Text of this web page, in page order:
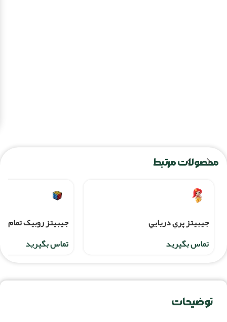
محصولات مرتبط
جيبيتز پري دريايي
تماس بگیرید
جيبيتز روبيک تمام
تماس بگیرید
توضیحات